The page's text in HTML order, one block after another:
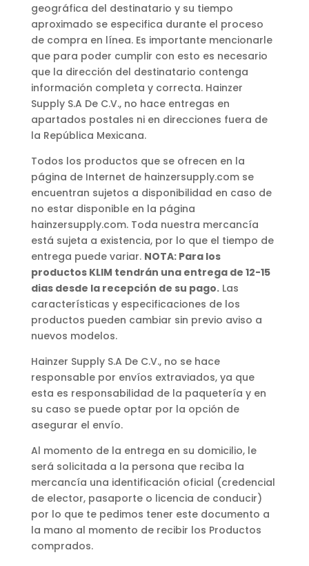
geográfica del destinatario y su tiempo
aproximado se especifica durante el proceso
de compra en línea. Es importante mencionarle
que para poder cumplir con esto es necesario
que la dirección del destinatario contenga
información completa y correcta. Hainzer
Supply S.A De C.V., no hace entregas en
apartados postales ni en direcciones fuera de
la República Mexicana.
Todos los productos que se ofrecen en la
página de Internet de hainzersupply.com se
encuentran sujetos a disponibilidad en caso de
no estar disponible en la página
hainzersupply.com. Toda nuestra mercancía
está sujeta a existencia, por lo que el tiempo de
entrega puede variar. NOTA: Para los
productos KLIM tendrán una entrega de 12-15
dias desde la recepción de su pago. Las
características y especificaciones de los
productos pueden cambiar sin previo aviso a
nuevos modelos.
Hainzer Supply S.A De C.V., no se hace
responsable por envíos extraviados, ya que
esta es responsabilidad de la paquetería y en
su caso se puede optar por la opción de
asegurar el envío.
Al momento de la entrega en su domicilio, le
será solicitada a la persona que reciba la
mercancía una identificación oficial (credencial
de elector, pasaporte o licencia de conducir)
por lo que te pedimos tener este documento a
la mano al momento de recibir los Productos
comprados.